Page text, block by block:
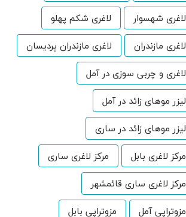
لاغری شهسوار
لاغری شکم پهلو
لاغری مازندران
لاغری مازندران پردیسان
لاغری و چربی سوزی در آمل
لیزر موهای زائد در آمل
لیزر موهای زائد در ساری
مرکز لاغری بابل
مرکز لاغری ساری
مرکز لاغری ساری قائمشهر
مزوتراپی آمل
مزوتراپی بابل